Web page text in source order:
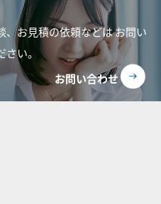
、お見積の依頼などはお問い
い。
お問い合わせ